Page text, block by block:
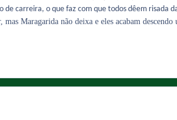
de carreira, o que faz com que todos dêem risada
mas Maragarida não deixa e eles acabam